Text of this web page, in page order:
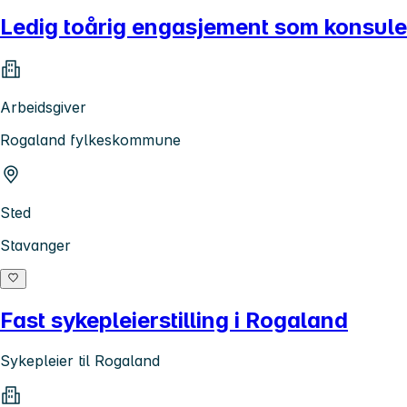
Ledig toårig engasjement som
Arbeidsgiver
Rogaland fylkeskommune
Sted
Stavanger
Fast sykepleierstilling i Rogaland
Sykepleier til Rogaland